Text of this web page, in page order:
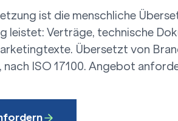
ist die menschliche
leistet: Verträge, technische
Übersetzt von
ISO 17100.Angebot